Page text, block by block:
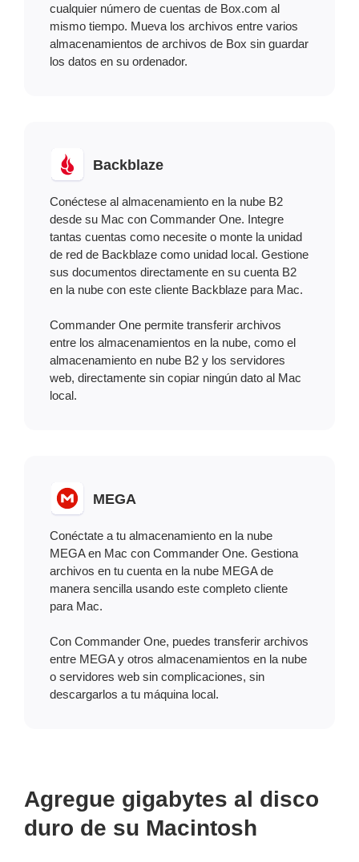
cualquier número de cuentas de Box.com al
mismo tiempo. Mueva los archivos entre varios
almacenamientos de archivos de Box sin guardar
los datos en su ordenador.
Backblaze
Conéctese al almacenamiento en la nube B2
desde su Mac con Commander One. Integre
tantas cuentas como necesite o monte la unidad
de red de Backblaze como unidad local. Gestione
sus documentos directamente en su cuenta B2
en la nube con este cliente Backblaze para Mac.
Commander One permite transferir archivos
entre los almacenamientos en la nube, como el
almacenamiento en nube B2 y los servidores
web, directamente sin copiar ningún dato al Mac
local.
MEGA
Conéctate a tu almacenamiento en la nube
MEGA en Mac con Commander One. Gestiona
archivos en tu cuenta en la nube MEGA de
manera sencilla usando este completo cliente
para Mac.
Con Commander One, puedes transferir archivos
entre MEGA y otros almacenamientos en la nube
o servidores web sin complicaciones, sin
descargarlos a tu máquina local.
Agregue gigabytes al disco
duro de su Macintosh